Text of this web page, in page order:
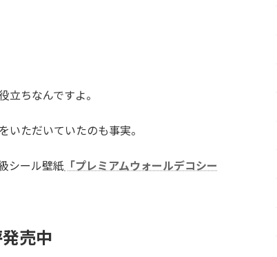
立ちなんですよ。
いただいていたのも事実。
シール壁紙 「プレミアムウォールデコシー
売中